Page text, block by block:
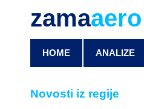
zamaaero
HOME ANALIZE
Novosti iz regije